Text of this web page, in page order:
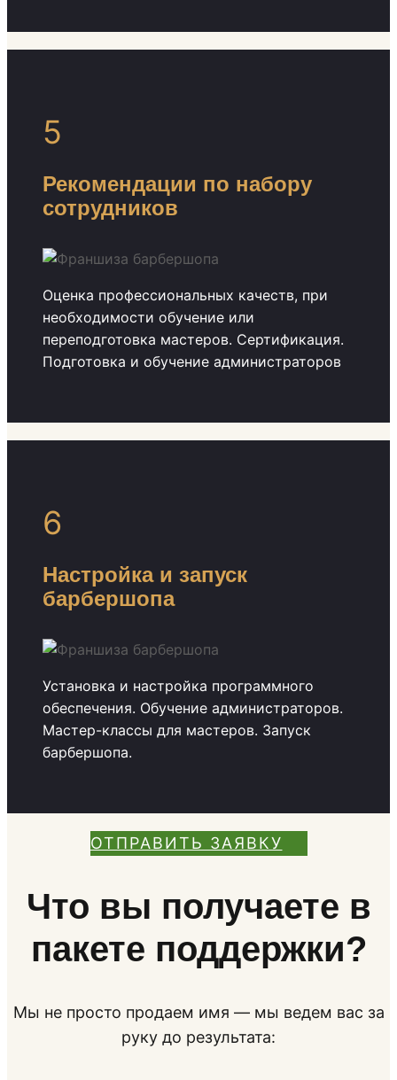
5
Рекомендации по набору
сотрудников
Оценка профессиональных качеств, при
необходимости обучение или
переподготовка мастеров. Сертификация.
Подготовка и обучение администраторов
6
Настройка и запуск
барбершопа
Установка и настройка программного
обеспечения. Обучение администраторов.
Мастер-классы для мастеров. Запуск
барбершопа.
ОТПРАВИТЬ ЗАЯВКУ
Что вы получаете в
пакете поддержки?
Мы не просто продаем имя — мы ведем вас за
руку до результата: